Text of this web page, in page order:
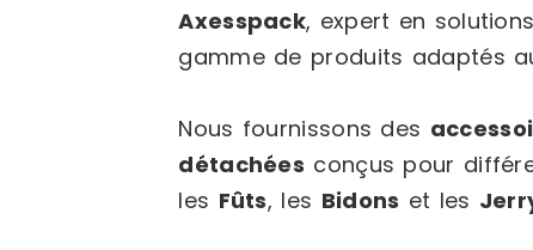
Axesspack, expert en
gamme de produits adaptés
Nous fournissons des
détachées conçus pour
les Fûts, les Bidons et les